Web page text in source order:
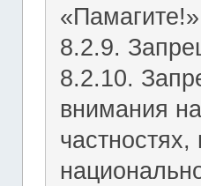
8.2.9.
8.2.10.
внимания